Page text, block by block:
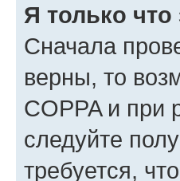
Я только что
Сначала
верны, то
COPPA и при
следуйте
требуется,